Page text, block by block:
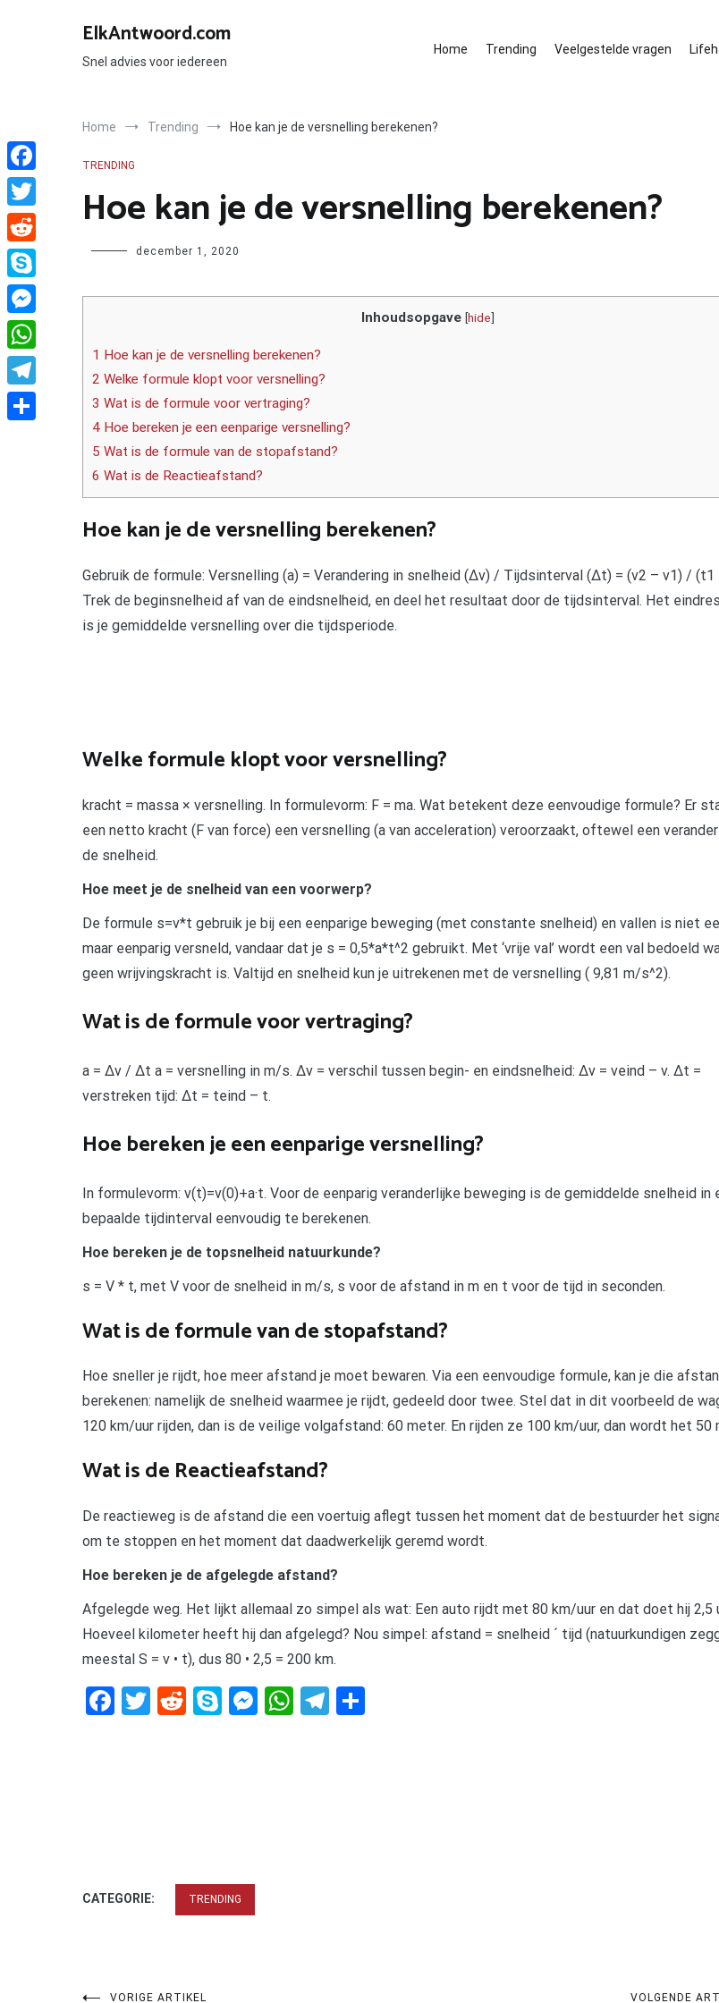
ElkAntwoord.com
Snel advies voor iedereen
Home Trending Veelgestelde vragen
Home Trending Hoe kan je de versnelling berekenen?
TRENDING
Hoe kan je de versnelling berekenen?
Author december 1, 2020
Inhoudsopgave [hide]
1 Hoe kan je de versnelling berekenen?
2 Welke formule klopt voor versnelling?
3 Wat is de formule voor vertraging?
4 Hoe bereken je een eenparige versnelling?
5 Wat is de formule van de stopafstand?
6 Wat is de Reactieafstand?
Hoe kan je de versnelling berekenen?
Gebruik de formule: Versnelling (a) = Verandering in snelheid (Δv) / Tijdsinterval (Δt) = (v2 – v1) / (t1
Trek de beginsnelheid af van de eindsnelheid, en deel het resultaat door de tijdsinterval. Het
is je gemiddelde versnelling over die tijdsperiode.
Welke formule klopt voor versnelling?
kracht = massa × versnelling. In formulevorm: F = ma. Wat betekent deze eenvoudige formule? Er
een netto kracht (F van force) een versnelling (a van acceleration) veroorzaakt, oftewel een
de snelheid.
Hoe meet je de snelheid van een voorwerp?
De formule s=v*t gebruik je bij een eenparige beweging (met constante snelheid) en vallen is niet
maar eenparig versneld, vandaar dat je s = 0,5*a*t^2 gebruikt. Met ‘vrije val’ wordt een val bedoeld
geen wrijvingskracht is. Valtijd en snelheid kun je uitrekenen met de versnelling ( 9,81 m/s^2).
Wat is de formule voor vertraging?
a = Δv / Δt a = versnelling in m/s. Δv = verschil tussen begin- en eindsnelheid: Δv = veind – v. Δt =
verstreken tijd: Δt = teind – t.
Hoe bereken je een eenparige versnelling?
In formulevorm: v(t)=v(0)+a·t. Voor de eenparig veranderlijke beweging is de gemiddelde snelheid in
bepaalde tijdinterval eenvoudig te berekenen.
Hoe bereken je de topsnelheid natuurkunde?
s = V * t, met V voor de snelheid in m/s, s voor de afstand in m en t voor de tijd in seconden.
Wat is de formule van de stopafstand?
Hoe sneller je rijdt, hoe meer afstand je moet bewaren. Via een eenvoudige formule, kan je die
berekenen: namelijk de snelheid waarmee je rijdt, gedeeld door twee. Stel dat in dit voorbeeld de
120 km/uur rijden, dan is de veilige volgafstand: 60 meter. En rijden ze 100 km/uur, dan wordt het 50
Wat is de Reactieafstand?
De reactieweg is de afstand die een voertuig aflegt tussen het moment dat de bestuurder het
om te stoppen en het moment dat daadwerkelijk geremd wordt.
Hoe bereken je de afgelegde afstand?
Afgelegde weg. Het lijkt allemaal zo simpel als wat: Een auto rijdt met 80 km/uur en dat doet hij 2,5
Hoeveel kilometer heeft hij dan afgelegd? Nou simpel: afstand = snelheid ´ tijd (natuurkundigen
meestal S = v • t), dus 80 • 2,5 = 200 km.
Facebook
Twitter
RedditSkypeMessenger
WhatsApp
Telegram
CATEGORIE: TRENDING
VORIGE ARTIKEL VOLGENDE
Facebook
Twitter
Reddit
Skype
Messenger
WhatsApp
Telegram